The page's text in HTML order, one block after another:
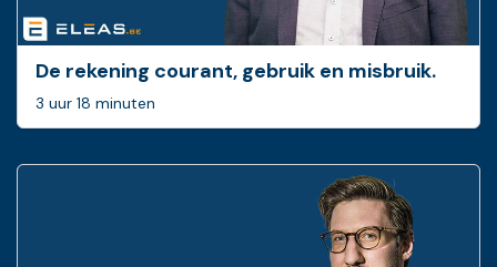
De rekening courant, gebruik en misbruik.
3 uur 18 minuten